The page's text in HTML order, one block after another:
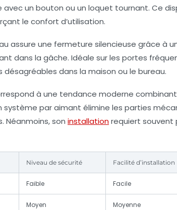
un bouton ou un loquet tournant. Ce
le confort d’utilisation.
assure une fermeture silencieuse grâce à
dans la gâche. Idéale sur les portes
dans la maison ou le bureau.
à une tendance moderne
système par aimant élimine les parties
Néanmoins, son installationrequiert souvent
Niveau de sécurité Facilité d’installation
Faible Facile
Moyen Moyenne